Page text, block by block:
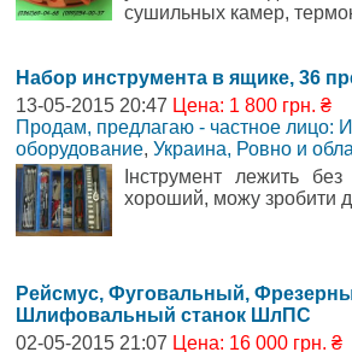
сушильных камер,
Набор инструмента в ящике, 36
13-05-2015 20:47 Цена: 1 800 грн. ₴
Продам, предлагаю - частное лицо:
оборудование, Украина, Ровно и
Інструмент лежить
хороший, можу зробити
Рейсмус, Фуговальный,
Шлифовальный станок ШлПС
02-05-2015 21:07 Цена: 16 000 грн. ₴